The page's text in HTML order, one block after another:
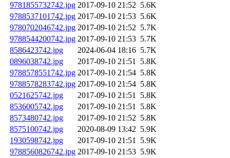
9781855732742.jpg 2017-09-10 21:52 5.6K
9788537101742.jpg 2017-09-10 21:53 5.6K
9780702046742.jpg 2017-09-10 21:52 5.7K
9788544200742.jpg 2017-09-10 21:53 5.7K
8586423742.jpg
2024-06-04 18:16 5.7K
0896038742.jpg
2017-09-10 21:51 5.8K
9788578551742.jpg 2017-09-10 21:54 5.8K
9788578283742.jpg 2017-09-10 21:54 5.8K
0521625742.jpg
2017-09-10 21:51 5.8K
8536005742.jpg
2017-09-10 21:51 5.8K
8573480742.jpg
2017-09-10 21:52 5.8K
8575100742.jpg
2020-08-09 13:42 5.9K
1930598742.jpg
2017-09-10 21:51 5.9K
9788560826742.jpg 2017-09-10 21:53 5.9K